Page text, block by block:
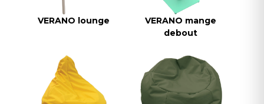
VERANO lounge
VERANO mange
debout